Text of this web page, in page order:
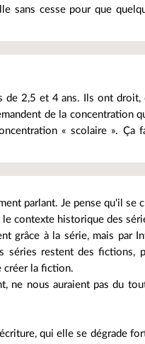
sans cesse pour que
de 2,5 et 4 ans. Ils ont droit,
de la concentration
« scolaire ». Ça
parlant. Je pense qu'il se
contexte historique des
grâce à la série, mais par
séries restent des fictions,
créer la fiction.
ne nous auraient pas du
qui elle se dégrade